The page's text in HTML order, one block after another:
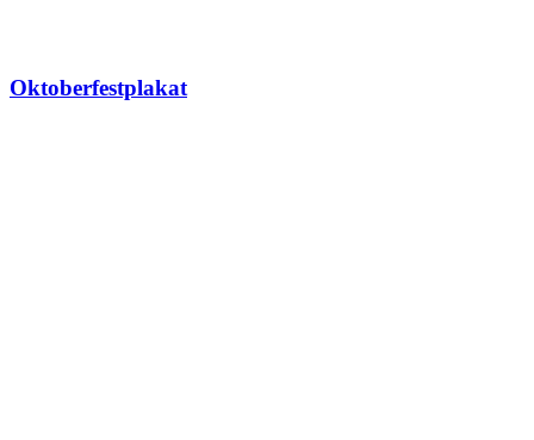
Oktoberfestplakat